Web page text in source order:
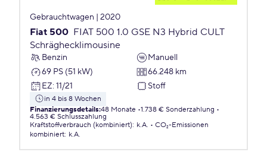
Gebrauchtwagen | 2020
Fiat 500 FIAT 500 1.0 GSE N3 Hybrid CULT
Schräghecklimousine
Benzin
Manuell
69 PS (51 kW)
66.248 km
EZ: 11/21 Stoff
in 4 bis 8 Wochen
Finanzierungsdetails:48 Monate 1.738 € Sonderzahlung
4.563 € Schlusszahlung
Kraftstoffverbrauch (kombiniert): k.A.
CO₂-Emissionen
kombiniert: k.A.